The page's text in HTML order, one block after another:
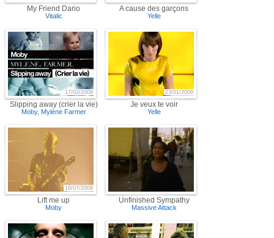
My Friend Dario
Vitalic
A cause des garçons
Yelle
Slipping away (crier la vie)
17/02/2009
Moby, Mylène Farmer
Je veux te voir
23/01/2009
Yelle
Lift me up
16/07/2008
Moby
Unfinished Sympathy
Massive Attack